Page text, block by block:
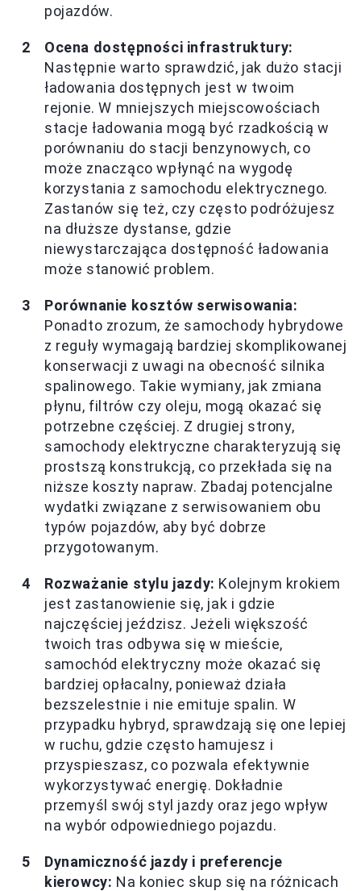
pojazdów.
Ocena dostępności infrastruktury:
Następnie warto sprawdzić, jak dużo stacji
ładowania dostępnych jest w twoim
rejonie. W mniejszych miejscowościach
stacje ładowania mogą być rzadkością w
porównaniu do stacji benzynowych, co
może znacząco wpłynąć na wygodę
korzystania z samochodu elektrycznego.
Zastanów się też, czy często podróżujesz
na dłuższe dystanse, gdzie
niewystarczająca dostępność ładowania
może stanowić problem.
Porównanie kosztów serwisowania:
Ponadto zrozum, że samochody hybrydowe
z reguły wymagają bardziej skomplikowanej
konserwacji z uwagi na obecność silnika
spalinowego. Takie wymiany, jak zmiana
płynu, filtrów czy oleju, mogą okazać się
potrzebne częściej. Z drugiej strony,
samochody elektryczne charakteryzują się
prostszą konstrukcją, co przekłada się na
niższe koszty napraw. Zbadaj potencjalne
wydatki związane z serwisowaniem obu
typów pojazdów, aby być dobrze
przygotowanym.
Rozważanie stylu jazdy: Kolejnym krokiem
jest zastanowienie się, jak i gdzie
najczęściej jeździsz. Jeżeli większość
twoich tras odbywa się w mieście,
samochód elektryczny może okazać się
bardziej opłacalny, ponieważ działa
bezszelestnie i nie emituje spalin. W
przypadku hybryd, sprawdzają się one lepiej
w ruchu, gdzie często hamujesz i
przyspieszasz, co pozwala efektywnie
wykorzystywać energię. Dokładnie
przemyśl swój styl jazdy oraz jego wpływ
na wybór odpowiedniego pojazdu.
Dynamiczność jazdy i preferencje
kierowcy: Na koniec skup się na różnicach